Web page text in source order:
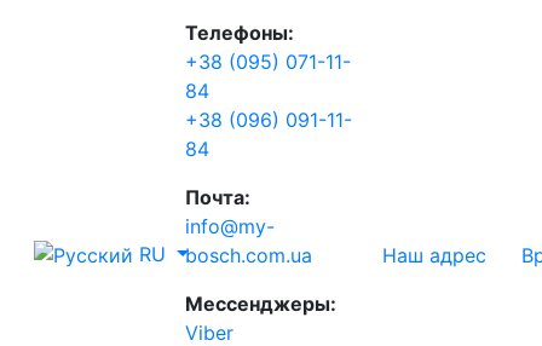
RU
Телефоны:
+38 (095) 071-11-
84
+38 (096) 091-11-
84
Почта:
info@my-
bosch.com.ua
Мессенджеры:
Viber
Наш адрес